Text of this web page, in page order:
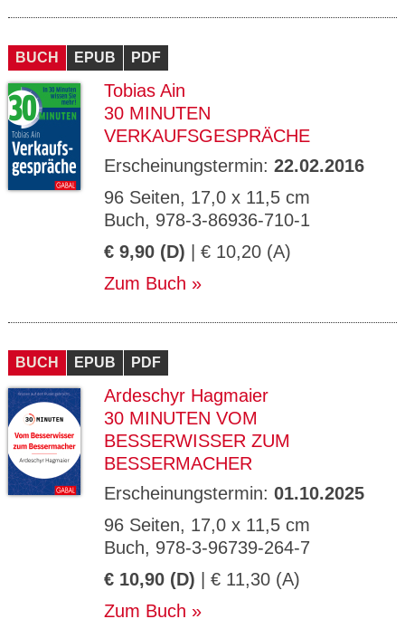
BUCH EPUB PDF
Tobias Ain
30 MINUTEN
VERKAUFSGESPRÄCHE
Erscheinungstermin: 22.02.2016
96 Seiten, 17,0 x 11,5 cm
Buch, 978-3-86936-710-1
€ 9,90 (D) | € 10,20 (A)
Zum Buch
BUCH EPUB PDF
Ardeschyr Hagmaier
30 MINUTEN VOM
BESSERWISSER ZUM
BESSERMACHER
Erscheinungstermin: 01.10.2025
96 Seiten, 17,0 x 11,5 cm
Buch, 978-3-96739-264-7
€ 10,90 (D) | € 11,30 (A)
Zum Buch